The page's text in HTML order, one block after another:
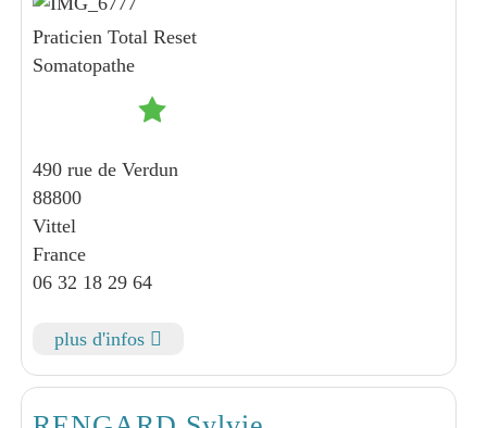
Praticien Total Reset
Somatopathe
490 rue de Verdun
88800
Vittel
France
06 32 18 29 64
plus d'infos